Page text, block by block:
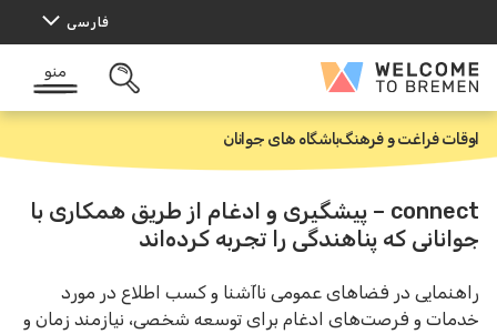
محتوا
فارسی
Welcome
Bremen
باز
منو
خ
ا
ه
اوقات فراغت و فرهنگباشگاه های جوانان
connect – پیشگیری و ادغام از طریق همکاری با
جوانانی که پناهندگی را تجربه کرده‌اند
راهنمایی در فضاهای عمومی ناآشنا و کسب اطلاع در مورد
خدمات و فرصت‌های ادغام برای توسعه شخصی، نیازمند زمان و